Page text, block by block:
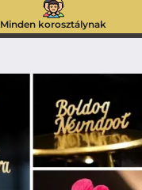
Minden korosztálynak